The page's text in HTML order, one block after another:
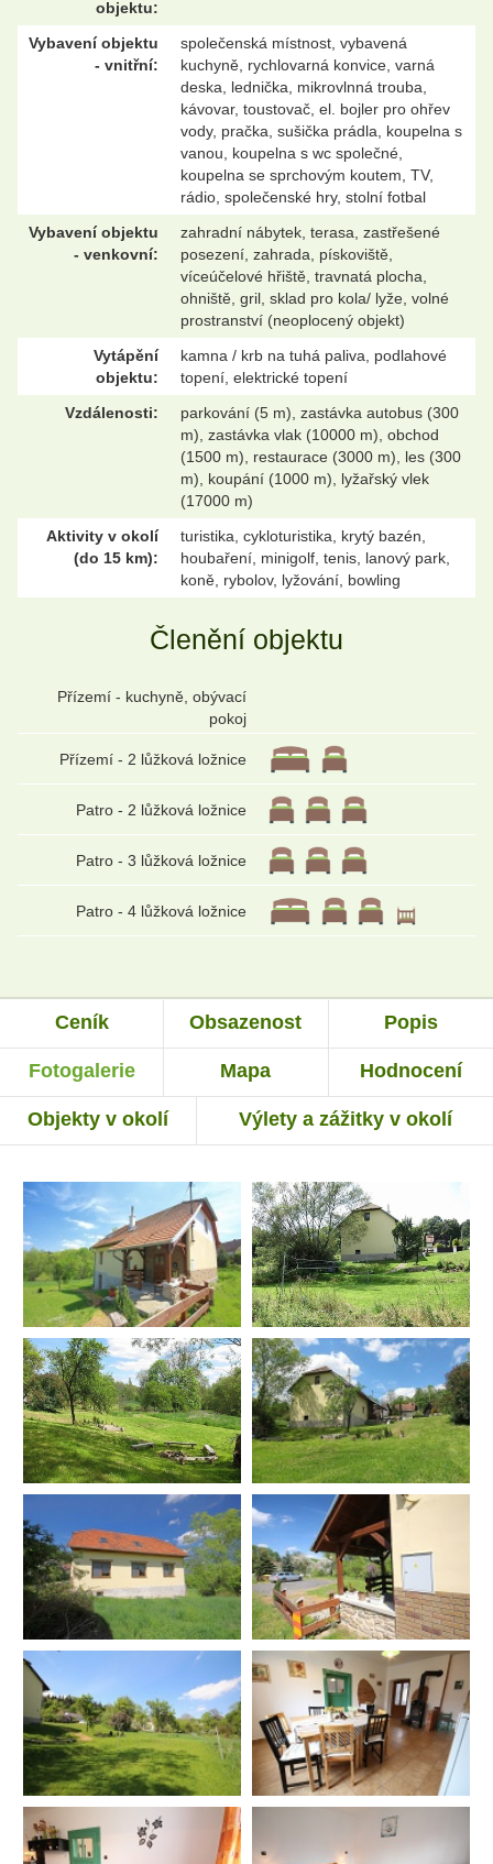
objektu:
Vybavení objektu
- vnitřní:
společenská místnost, vybavená
kuchyně, rychlovarná konvice, varná
deska, lednička, mikrovlnná trouba,
kávovar, toustovač, el. bojler pro ohřev
vody, pračka, sušička prádla, koupelna s
vanou, koupelna s wc společné,
koupelna se sprchovým koutem, TV,
rádio, společenské hry, stolní fotbal
Vybavení objektu
- venkovní:
zahradní nábytek, terasa, zastřešené
posezení, zahrada, pískoviště,
víceúčelové hřiště, travnatá plocha,
ohniště, gril, sklad pro kola/ lyže, volné
prostranství (neoplocený objekt)
Vytápění
objektu:
kamna / krb na tuhá paliva, podlahové
topení, elektrické topení
Vzdálenosti:
parkování (5 m), zastávka autobus (300
m), zastávka vlak (10000 m), obchod
(1500 m), restaurace (3000 m), les (300
m), koupání (1000 m), lyžařský vlek
(17000 m)
Aktivity v okolí
(do 15 km):
turistika, cykloturistika, krytý bazén,
houbaření, minigolf, tenis, lanový park,
koně, rybolov, lyžování, bowling
Členění objektu
Přízemí - kuchyně, obývací
pokoj
Přízemí - 2 lůžková ložnice
Patro - 2 lůžková ložnice
Patro - 3 lůžková ložnice
Patro - 4 lůžková ložnice
Ceník Obsazenost Popis
Fotogalerie Mapa Hodnocení
Objekty v okolí Výlety a zážitky v okolí